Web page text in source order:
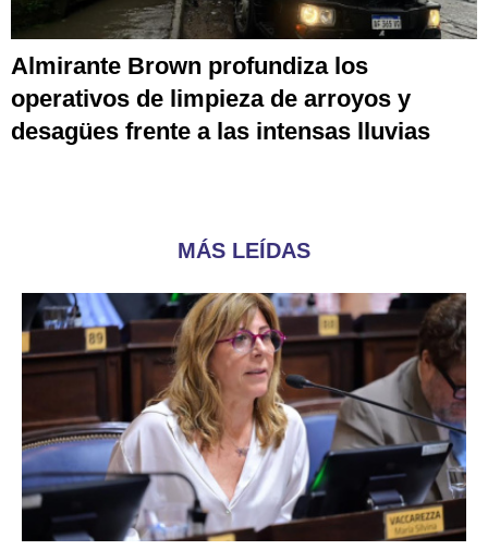
Almirante Brown profundiza los
operativos de limpieza de arroyos y
desagües frente a las intensas lluvias
MÁS LEÍDAS